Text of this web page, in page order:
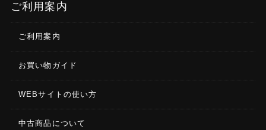
ご利用案内
ご利用案内
お買い物ガイド
WEBサイトの使い方
中古商品について